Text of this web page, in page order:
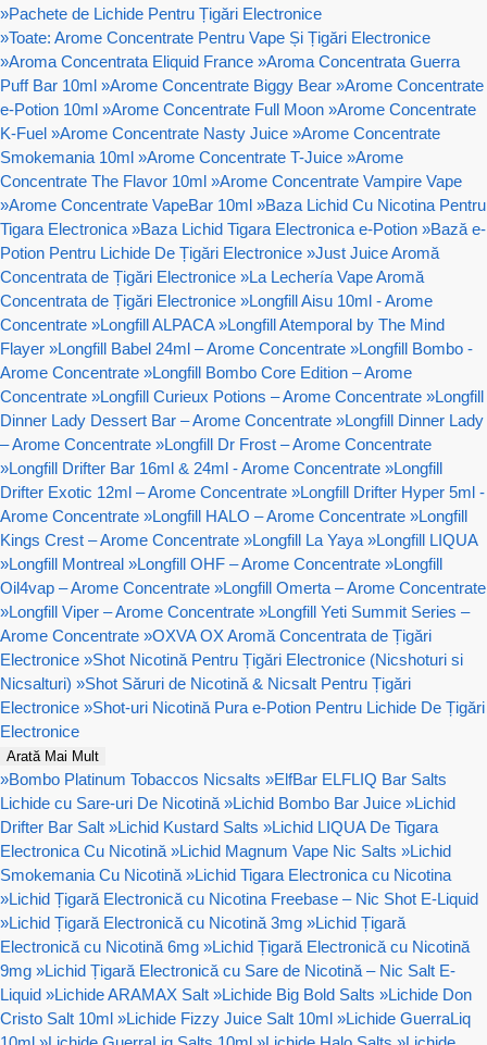
»Pachete de Lichide Pentru Țigări Electronice
»Toate: Arome Concentrate Pentru Vape Și Țigări Electronice
»Aroma Concentrata Eliquid France »Aroma Concentrata Guerra
Puff Bar 10ml »Arome Concentrate Biggy Bear »Arome Concentrate
e-Potion 10ml »Arome Concentrate Full Moon »Arome Concentrate
K-Fuel »Arome Concentrate Nasty Juice »Arome Concentrate
Smokemania 10ml »Arome Concentrate T-Juice »Arome
Concentrate The Flavor 10ml »Arome Concentrate Vampire Vape
»Arome Concentrate VapeBar 10ml »Baza Lichid Cu Nicotina Pentru
Tigara Electronica »Baza Lichid Tigara Electronica e-Potion »Bază e-
Potion Pentru Lichide De Țigări Electronice »Just Juice Aromă
Concentrata de Țigări Electronice »La Lechería Vape Aromă
Concentrata de Țigări Electronice »Longfill Aisu 10ml - Arome
Concentrate »Longfill ALPACA »Longfill Atemporal by The Mind
Flayer »Longfill Babel 24ml – Arome Concentrate »Longfill Bombo -
Arome Concentrate »Longfill Bombo Core Edition – Arome
Concentrate »Longfill Curieux Potions – Arome Concentrate »Longfill
Dinner Lady Dessert Bar – Arome Concentrate »Longfill Dinner Lady
– Arome Concentrate »Longfill Dr Frost – Arome Concentrate
»Longfill Drifter Bar 16ml & 24ml - Arome Concentrate »Longfill
Drifter Exotic 12ml – Arome Concentrate »Longfill Drifter Hyper 5ml -
Arome Concentrate »Longfill HALO – Arome Concentrate »Longfill
Kings Crest – Arome Concentrate »Longfill La Yaya »Longfill LIQUA
»Longfill Montreal »Longfill OHF – Arome Concentrate »Longfill
Oil4vap – Arome Concentrate »Longfill Omerta – Arome Concentrate
»Longfill Viper – Arome Concentrate »Longfill Yeti Summit Series –
Arome Concentrate »OXVA OX Aromă Concentrata de Țigări
Electronice »Shot Nicotină Pentru Țigări Electronice (Nicshoturi si
Nicsalturi) »Shot Săruri de Nicotină & Nicsalt Pentru Țigări
Electronice »Shot-uri Nicotină Pura e-Potion Pentru Lichide De Țigări
Electronice
Arată Mai Mult
»Bombo Platinum Tobaccos Nicsalts »ElfBar ELFLIQ Bar Salts
Lichide cu Sare-uri De Nicotină »Lichid Bombo Bar Juice »Lichid
Drifter Bar Salt »Lichid Kustard Salts »Lichid LIQUA De Tigara
Electronica Cu Nicotină »Lichid Magnum Vape Nic Salts »Lichid
Smokemania Cu Nicotină »Lichid Tigara Electronica cu Nicotina
»Lichid Țigară Electronică cu Nicotina Freebase – Nic Shot E-Liquid
»Lichid Țigară Electronică cu Nicotină 3mg »Lichid Țigară
Electronică cu Nicotină 6mg »Lichid Țigară Electronică cu Nicotină
9mg »Lichid Țigară Electronică cu Sare de Nicotină – Nic Salt E-
Liquid »Lichide ARAMAX Salt »Lichide Big Bold Salts »Lichide Don
Cristo Salt 10ml »Lichide Fizzy Juice Salt 10ml »Lichide GuerraLiq